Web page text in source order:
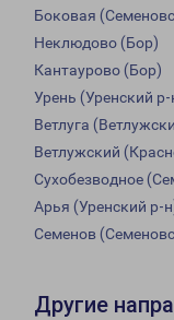
Боковая
Неклюдово (Бор)
Кантаурово (Бор)
Урень (Уренский р-
Ветлуга
Ветлужский
Сухобезводное
Арья (Уренский р-
Семенов
Другие